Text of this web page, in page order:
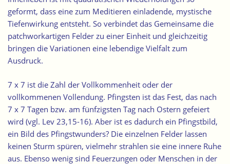
geformt, dass eine zum Meditieren einladende, mystische
Tiefenwirkung entsteht. So verbindet das Gemeinsame die
patchworkartigen Felder zu einer Einheit und gleichzeitig
bringen die Variationen eine lebendige Vielfalt zum
Ausdruck.
7 x 7 ist die Zahl der Vollkommenheit oder der
vollkommenen Vollendung. Pfingsten ist das Fest, das nach
7 x 7 Tagen bzw. am fünfzigsten Tag nach Ostern gefeiert
wird (vgl. Lev 23,15-16). Aber ist es dadurch ein Pfingstbild,
ein Bild des Pfingstwunders? Die einzelnen Felder lassen
keinen Sturm spüren, vielmehr strahlen sie eine innere Ruhe
aus. Ebenso wenig sind Feuerzungen oder Menschen in der